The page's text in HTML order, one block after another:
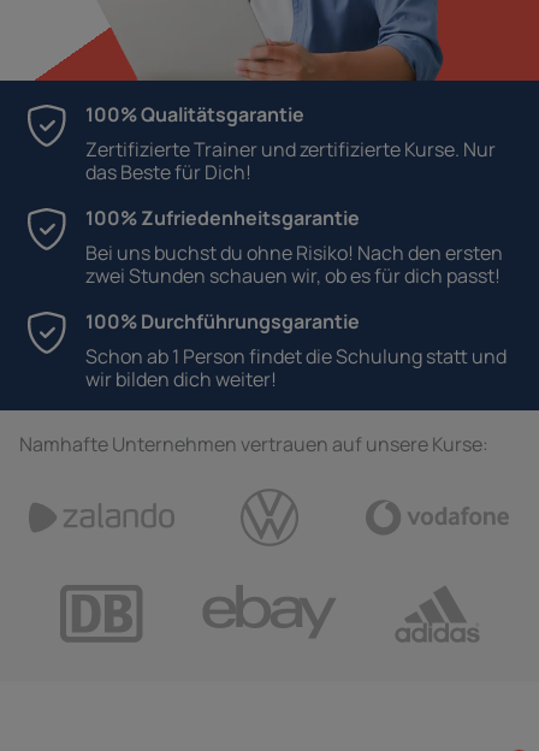
100% Qualitätsgarantie
Zertifizierte Trainer und zertifizierte Kurse. Nur
das Beste für Dich!
100% Zufriedenheitsgarantie
Bei uns buchst du ohne Risiko! Nach den ersten
zwei Stunden schauen wir, ob es für dich passt!
100% Durchführungsgarantie
Schon ab 1 Person findet die Schulung statt und
wir bilden dich weiter!
Namhafte Unternehmen vertrauen auf unsere Kurse: